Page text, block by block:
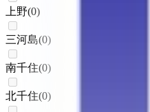
上野(0)
三河島(0)
南千住(0)
北千住(0)